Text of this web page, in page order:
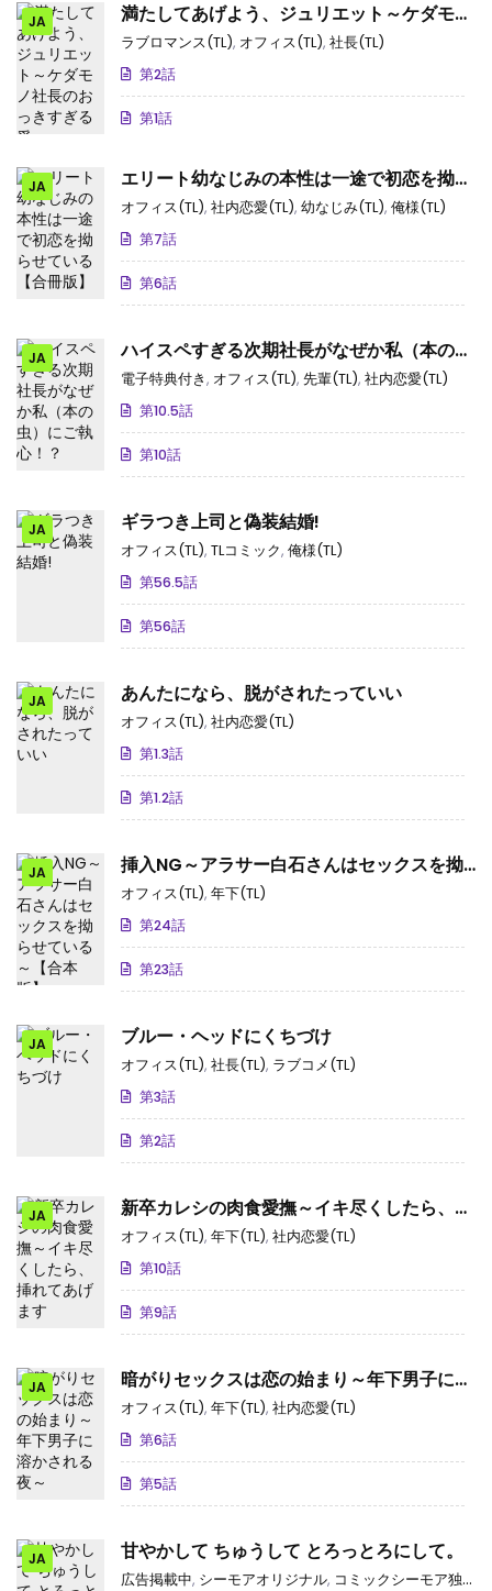
JA
満たしてあげよう、ジュリエット～ケダモノ
社長のおっきすぎる愛
ラブロマンス(TL), オフィス(TL), 社長(TL)
第2話
第1話
JA
エリート幼なじみの本性は一途で初恋を拗ら
せている【合冊版】
オフィス(TL), 社内恋愛(TL), 幼なじみ(TL), 俺様(TL)
第7話
第6話
JA
ハイスペすぎる次期社長がなぜか私（本の
虫）にご執心！？
電子特典付き, オフィス(TL), 先輩(TL), 社内恋愛(TL)
第10.5話
第10話
JA ギラつき上司と偽装結婚!
オフィス(TL), TLコミック, 俺様(TL)
第56.5話
第56話
JA あんたになら、脱がされたっていい
オフィス(TL), 社内恋愛(TL)
第1.3話
第1.2話
JA
挿入NG～アラサー白石さんはセックスを拗
らせている～【合本版】
オフィス(TL), 年下(TL)
第24話
第23話
JA ブルー・ヘッドにくちづけ
オフィス(TL), 社長(TL), ラブコメ(TL)
第3話
第2話
JA
新卒カレシの肉食愛撫～イキ尽くしたら、挿
れてあげます
オフィス(TL), 年下(TL), 社内恋愛(TL)
第10話
第9話
JA
暗がりセックスは恋の始まり～年下男子に溶
かされる夜～
オフィス(TL), 年下(TL), 社内恋愛(TL)
第6話
第5話
JA 甘やかして ちゅうして とろっとろにして。
広告掲載中, シーモアオリジナル, コミックシーモア独占･先行